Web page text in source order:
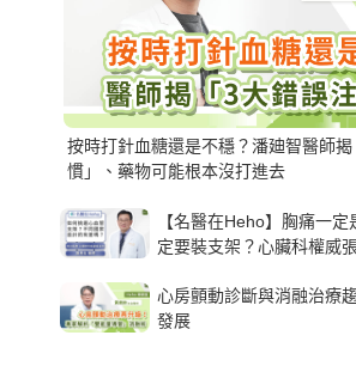
按時打針血糖還是不穩？潘廸智醫師
慣」、藥物可能根本沒打進去
【名醫在Heho】胸痛一
定要裝支架？心臟科權威
心房顫動診斷與消融治療
發展